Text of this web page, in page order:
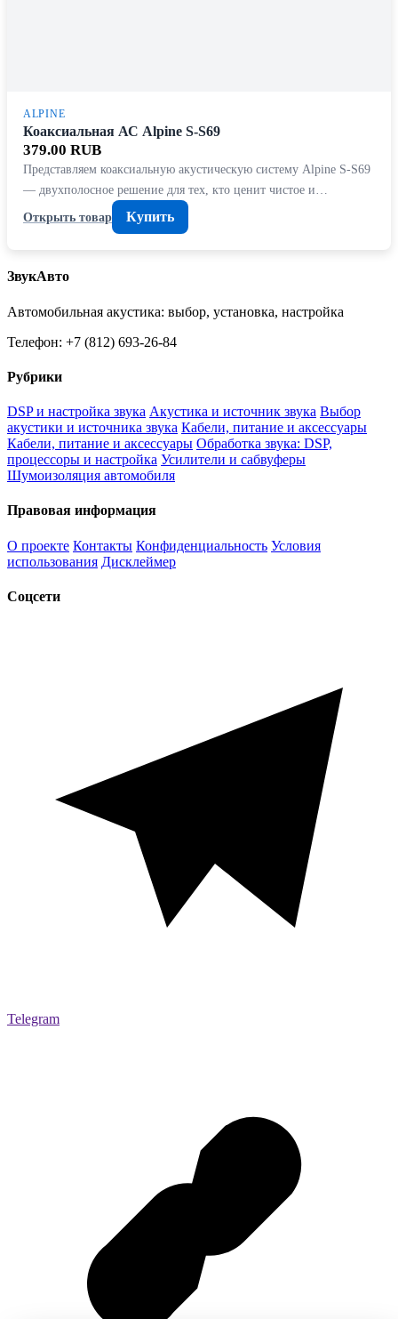
ALPINE
Коаксиальная АС Alpine S-S69
379.00 RUB
Представляем коаксиальную акустическую систему Alpine S-S69
— двухполосное решение для тех, кто ценит чистое и…
Открыть товар
Купить
ЗвукАвто
Автомобильная акустика: выбор, установка, настройка
Телефон: +7 (812) 693-26-84
Рубрики
DSP и настройка звука Акустика и источник звука Выбор
акустики и источника звука Кабели, питание и аксессуары
Кабели, питание и аксессуары Обработка звука: DSP,
процессоры и настройка Усилители и сабвуферы
Шумоизоляция автомобиля
Правовая информация
О проекте Контакты Конфиденциальность Условия
использования Дисклеймер
Соцсети
Telegram